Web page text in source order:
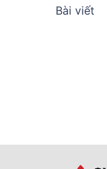
Bài viết